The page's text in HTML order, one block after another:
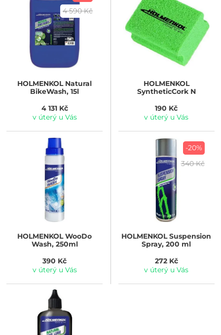
4 590 Kč
HOLMENKOLNatural
BikeWash, 15l
4 131 Kč
v úterý u Vás
HOLMENKOL
SyntheticCork N
190 Kč
v úterý u Vás
HOLMENKOLWooDo
Wash, 250ml
390 Kč
v úterý u Vás
-20%
340 Kč
HOLMENKOLSuspension
Spray, 200 ml
272 Kč
v úterý u Vás